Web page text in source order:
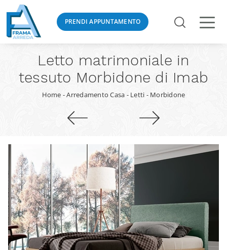
PRENDI APPUNTAMENTO
Letto matrimoniale in
tessuto Morbidone di Imab
Home -Arredamento Casa - Letti - Morbidone